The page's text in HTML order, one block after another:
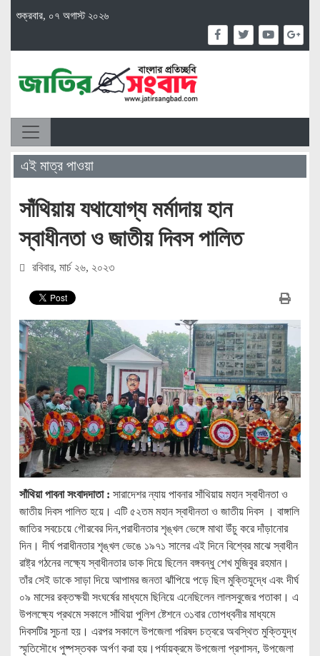
শুক্রবার, ০৭ অগাস্ট ২০২৬
এই মাত্র পাওয়া
সাঁথিয়ায় যথাযোগ্য মর্মাদায় হান
স্বাধীনতা ও জাতীয় দিবস পালিত
রবিবার, মার্চ ২৬, ২০২৩
সাঁথিয়া পাবনা সংবাদদাতা : সারাদেশর ন্যায় পাবনার সাঁথিয়ায় মহান স্বাধীনতা ও
জাতীয় দিবস পালিত হয়ে। এটি ৫২তম মহান স্বাধীনতা ও জাতীয় দিবস । বাঙ্গালি
জাতির সবচেয়ে গৌরবের দিন,পরাধীনতার শৃঙ্খল ভেঙ্গে মাথা উঁচু করে দাঁড়ানোর
দিন। দীর্ঘ পরাধীনতার শৃঙ্খল ভেঙে ১৯৭১ সালের এই দিনে বিশ্বের মাঝে স্বাধীন
রাষ্ট্র গঠনের লক্ষ্যে স্বাধীনতার ডাক দিয়ে ছিলেন বঙ্গবন্ধু শেখ মুজিবুর রহমান।
তাঁর সেই ডাকে সাড়া দিয়ে আপামর জনতা ঝাঁপিয়ে পড়ে ছিল মুক্তিযুদ্ধে এবং দীর্ঘ
০৯ মাসের রক্তক্ষয়ী সংঘর্ষের মাধ্যমে ছিনিয়ে এনেছিলেন লালসবুজের পতাকা। এ
উপলক্ষ্যে প্রথমে সকালে সাঁথিয়া পুলিশ ষ্টেশনে ৩১বার তোপধ্বনীর মাধ্যমে
দিবসটির সুচনা হয়। এরপর সকালে উপজেলা পরিষদ চত্বরে অবস্থিত মুক্তিযুদ্ধ
স্মৃতিসৌধে পুষ্পস্তবক অর্পণ করা হয়।পর্যায়ক্রমে উপজেলা প্রশাসন, উপজেলা